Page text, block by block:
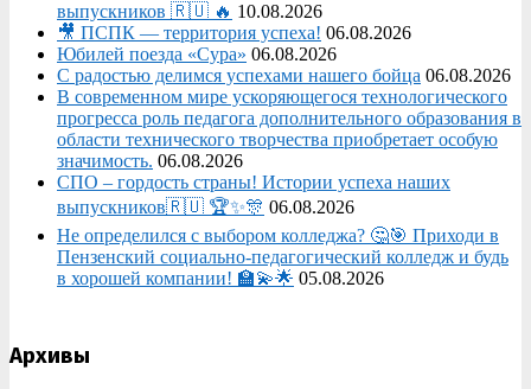
выпускников 🇷🇺 🔥 10.08.2026
🎥 ПСПК — территория успеха! 06.08.2026
Юбилей поезда «Сура» 06.08.2026
С радостью делимся успехами нашего бойца 06.08.2026
В современном мире ускоряющегося технологического
прогресса роль педагога дополнительного образования в
области технического творчества приобретает особую
значимость. 06.08.2026
СПО – гордость страны! Истории успеха наших
выпускников🇷🇺 🏆✨🎊 06.08.2026
Не определился с выбором колледжа? 🤔🎯 Приходи в
Пензенский социально-педагогический колледж и будь
в хорошей компании! 🏫💫🌟 05.08.2026
Архивы